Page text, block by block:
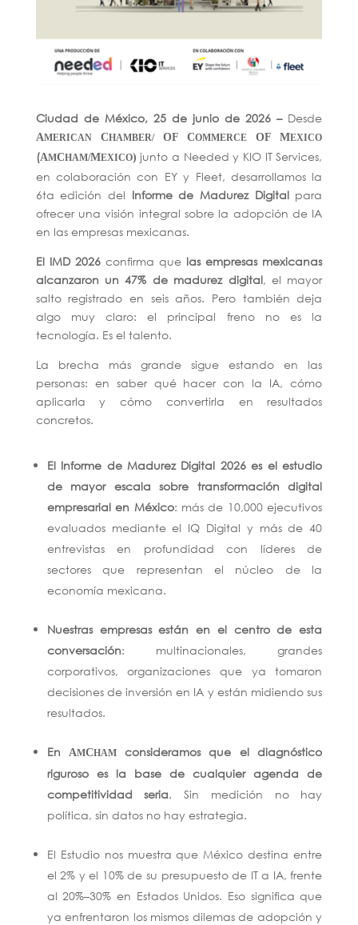
Ciudad de México, 25 de junio de 2026– Desde
AMERICANCHAMBER/OF COMMERCE OF MEXICO
(AMCHAM/MEXICO)junto a Needed y KIO IT Services,
en colaboración con EY y Fleet, desarrollamos la
6ta edición del Informe de Madurez Digitalpara
ofrecer una visión integral sobre la adopción de IA
en las empresas mexicanas.
El IMD 2026confirma que las empresas mexicanas
alcanzaron un 47% de madurez digital, el mayor
salto registrado en seis años. Pero también deja
algo muy claro: el principal freno no es la
tecnología. Es el talento.
La brecha más grande sigue estando en las
personas: en saber qué hacer con la IA, cómo
aplicarla y cómo convertirla en resultados
concretos.
El Informe de Madurez Digital 2026 es el estudio
de mayor escala sobre transformación digital
empresarial en México: más de 10,000 ejecutivos
evaluados mediante el IQ Digital y más de 40
entrevistas en profundidad con líderes de
sectores que representan el núcleo de la
economía mexicana.
Nuestras empresas están en el centro de esta
conversación: multinacionales, grandes
corporativos, organizaciones que ya tomaron
decisiones de inversión en IA y están midiendo sus
resultados.
En AMCHAM consideramos que el diagnóstico
riguroso es la base de cualquier agenda de
competitividad seria. Sin medición no hay
política, sin datos no hay estrategia.
El Estudio nos muestra que México destina entre
el 2% y el 10% de su presupuesto de IT a IA, frente
al 20%–30% en Estados Unidos. Eso significa que
ya enfrentaron los mismos dilemas de adopción y